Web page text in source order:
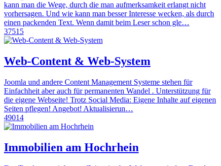
kann man die Wege, durch die man aufmerksamkeit erlangt nicht
vorhersagen. Und wie kann man besser Interesse wecken, als durch
einen packenden Text. Wenn damit beim Leser schon gle…
37515
Web-Content & Web-System
Joomla und andere Content Management Systeme stehen für
Einfachheit aber auch für permanenten Wandel . Unterstützung für
die eigene Webseite! Trotz Social Media: Eigene Inhalte auf eigenen
Seiten pflegen! Angebot! Aktualisierun…
49014
Immobilien am Hochrhein